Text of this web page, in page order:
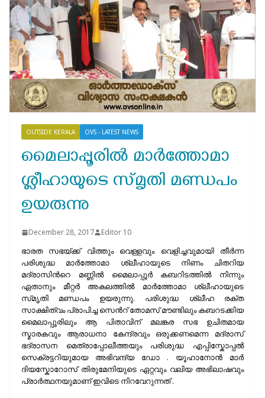
OUTSIDE KERALA OVS - LATEST NEWS
മൈലാപ്പൂരില്‍ മാർത്തോമാ
ശ്ലീഹായുടെ സ്‌മൃതി മണ്ഡപം
ഉയരുന്നു
December 28, 2017 Editor 10
ഭാരത സഭയ്‌ക്ക്‌ വിത്തും വെള്ളവും വെളിച്ചവുമായി തീർന്ന
പരിശുദ്ധ മാർത്തോമാ ശ്ലീഹായുടെ നിണം ചിതറിയ
മദ്രാസിന്‍റെ മണ്ണിൽ മൈലാപ്പൂർ കബറിടത്തിൽ നിന്നും
ഏതാനും മീറ്റർ അകലത്തിൽ മാർത്തോമാ ശ്ലീഹായുടെ
സ്‌മൃതി മണ്ഡപം ഉയരുന്നു. പരിശുദ്ധ ശ്ലീഹ രക്ത
സാക്ഷിത്വം പ്രാപിച്ച സെന്‍റ് തോമസ് മൗണ്ടിലും കബറടക്കിയ
മൈലാപ്പൂരിലും ആ പിതാവിന് മലങ്കര സഭ ഉചിതമായ
സ്മാരകവും ആരാധനാ കേന്ദ്രവും ഒരുക്കണമെന്ന മദ്രാസ്
ഭദ്രാസന മെത്രാപ്പോലീത്തയും പരിശുദ്ധ എപ്പിസ്കോപ്പൽ
സെക്രട്ടറിയുമായ അഭിവന്ദ്യ ഡോ . യൂഹാനോൻ മാർ
ദിയസ്കോറോസ് തിരുമേനിയുടെ ഏറ്റവും വലിയ അഭിലാഷവും
പ്രാർത്ഥനയുമാണ് ഇവിടെ നിറവേറുന്നത് .